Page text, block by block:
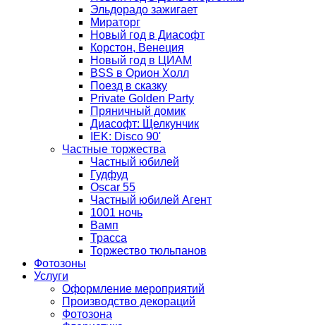
Эльдорадо зажигает
Мираторг
Новый год в Диасофт
Корстон, Венеция
Новый год в ЦИАМ
BSS в Орион Холл
Поезд в сказку
Private Golden Party
Пряничный домик
Диасофт: Щелкунчик
IEK: Disco 90'
Частные торжества
Частный юбилей
Гудфуд
Oscar 55
Частный юбилей Агент
1001 ночь
Вамп
Трасса
Торжество тюльпанов
Фотозоны
Услуги
Оформление мероприятий
Производство декораций
Фотозона